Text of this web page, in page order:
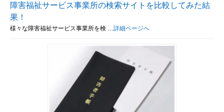
障害福祉サービス事業所の検索サイトを比較してみた結
果！
様々な障害福祉サービス事業所を検 … 詳細ページへ